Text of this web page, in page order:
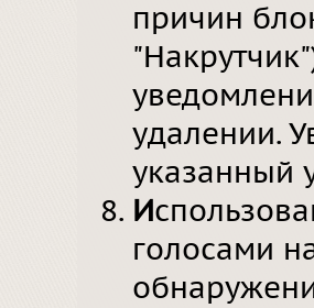
причин
удалении.
указанный
И
голосами